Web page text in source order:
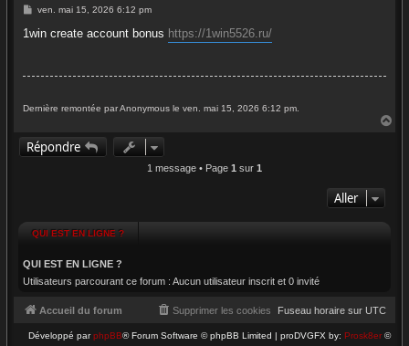
M
s
e
ven. mai 15, 2026 6:12 pm
1win create account bonus https://1win5526.ru/
Dernière remontée par Anonymous le ven. mai 15, 2026 6:12 pm.
Répondre
1 message • Page 1 sur 1
Aller
QUI EST EN LIGNE ?
QUI EST EN LIGNE ?
Utilisateurs parcourant ce forum : Aucun utilisateur inscrit et 0 invité
Accueil du forum Fuseau horaire sur UTC
Supprimer les cookies
Développé parphpBB® Forum Software © phpBB Limited | proDVGFX by: Prosk8er©